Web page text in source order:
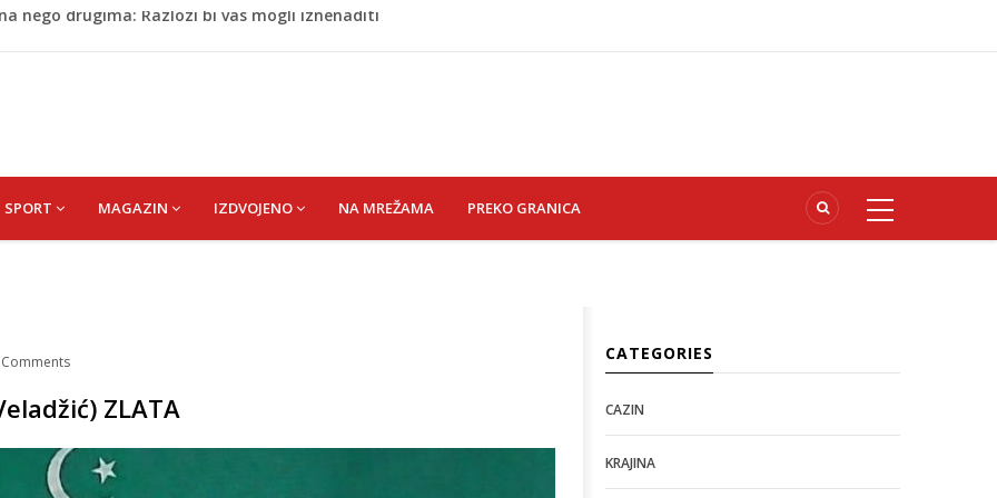
su odabrali drugu reprezentaciju onda bi "birali", a ne
donio pobjedu Salzburgu (Video)
nego drugima: Razlozi bi vas mogli iznenaditi
SPORT MAGAZIN IZDVOJENO NA MREŽAMA PREKO GRANICA
Comments
ZLATA
CATEGORIES
CAZIN
KRAJINA